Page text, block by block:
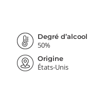
Degré d’alcool
50%
Origine
États-Unis